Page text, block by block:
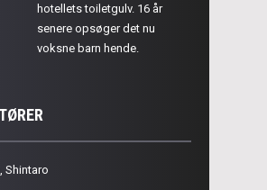
hotellets toiletgulv. 16 år
senere opsøger det nu
voksne barn hende.
Shintaro